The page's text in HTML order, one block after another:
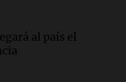
al país el